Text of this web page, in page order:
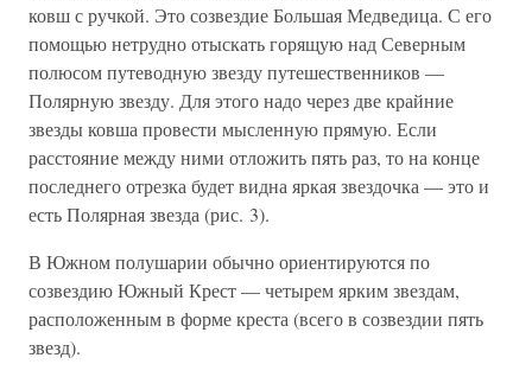
ковш с ручкой. Это созвездие Большая Медведица. С его
помощью нетрудно отыскать горящую над Северным
полюсом путеводную звезду путешественников —
Полярную звезду. Для этого надо через две крайние
звезды ковша провести мысленную прямую. Если
расстояние между ними отложить пять раз, то на конце
последнего отрезка будет видна яркая звездочка — это и
есть Полярная звезда (рис. 3).
В Южном полушарии обычно ориентируются по
созвездию Южный Крест — четырем ярким звездам,
расположенным в форме креста (всего в созвездии пять
звезд).